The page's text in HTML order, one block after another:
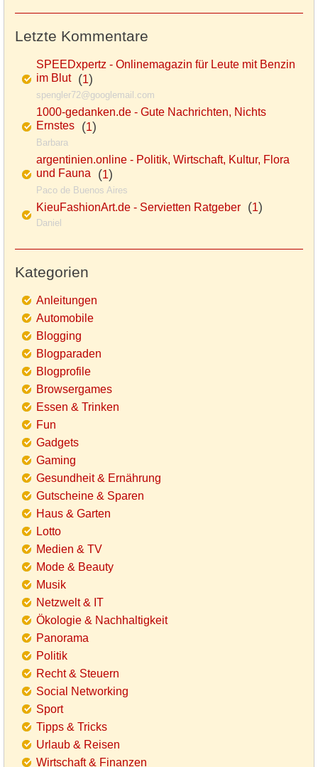
Letzte Kommentare
SPEEDxpertz - Onlinemagazin für Leute mit Benzin
im Blut(1)
spengler72@googlemail.com
1000-gedanken.de - Gute Nachrichten, Nichts
Ernstes (1)
Barbara
argentinien.online - Politik, Wirtschaft, Kultur, Flora
und Fauna (1)
Paco de Buenos Aires
KieuFashionArt.de - Servietten Ratgeber (1)
Daniel
Kategorien
Anleitungen
Automobile
Blogging
Blogparaden
Blogprofile
Browsergames
Essen & Trinken
Fun
Gadgets
Gaming
Gesundheit & Ernährung
Gutscheine & Sparen
Haus & Garten
Lotto
Medien & TV
Mode & Beauty
Musik
Netzwelt & IT
Ökologie & Nachhaltigkeit
Panorama
Politik
Recht & Steuern
Social Networking
Sport
Tipps & Tricks
Urlaub & Reisen
Wirtschaft & Finanzen